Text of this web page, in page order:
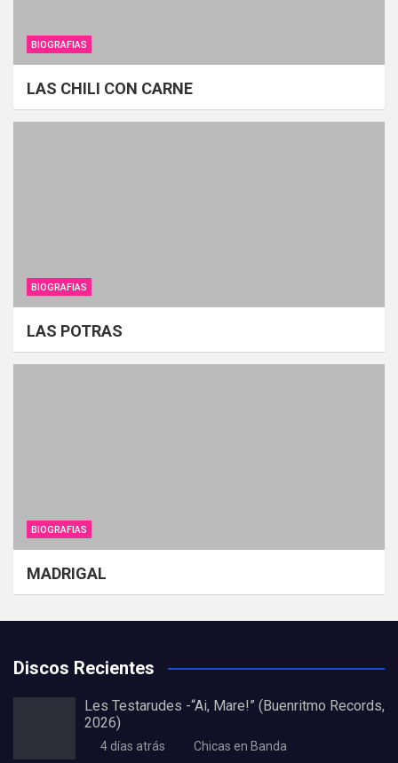
BIOGRAFIAS
LAS CHILI CON CARNE
BIOGRAFIAS
LAS POTRAS
BIOGRAFIAS
MADRIGAL
Discos Recientes
Les Testarudes -“Ai, Mare!” (Buenritmo Records,
2026)
4 días atrás Chicas en Banda